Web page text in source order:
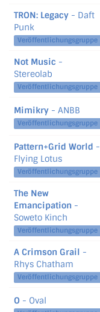
TRON: Legacy - Daft
Punk
Veröffentlichungsgruppe
Not Music -
Stereolab
Veröffentlichungsgruppe
Mimikry - ANBB
Veröffentlichungsgruppe
Pattern+Grid World -
Flying Lotus
Veröffentlichungsgruppe
The New
Emancipation -
Soweto Kinch
Veröffentlichungsgruppe
A Crimson Grail -
Rhys Chatham
Veröffentlichungsgruppe
O - Oval